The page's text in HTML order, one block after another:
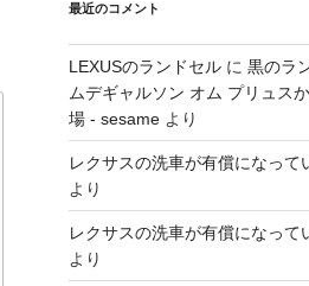
最近のコメント
LEXUSのランドセルに 黒のラ
ムデギャルソン オム プリュス
場 - sesameより
レクサスの洗車が有償になって
より
レクサスの洗車が有償になって
より